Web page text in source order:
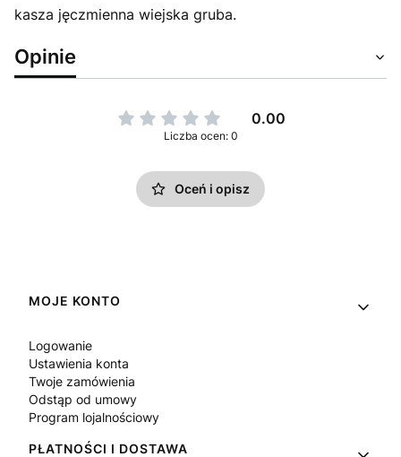
kasza jęczmienna wiejska gruba.
Opinie
0.00
Liczba ocen: 0
Oceń i opisz
Linki w stopce
MOJE KONTO
Logowanie
Ustawienia konta
Twoje zamówienia
Odstąp od umowy
Program lojalnościowy
PŁATNOŚCI I DOSTAWA